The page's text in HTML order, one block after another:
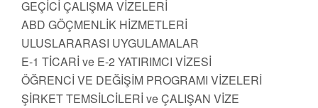
GEÇİCİ ÇALIŞMA VİZELERİ
ABD GÖÇMENLİK HİZMETLERİ
ULUSLARARASI UYGULAMALAR
E-1 TİCARİ ve E-2 YATIRIMCI VİZESİ
ÖĞRENCİ VE DEĞİŞİM PROGRAMI VİZELERİ
ŞİRKET TEMSİLCİLERİ ve ÇALIŞAN VİZE